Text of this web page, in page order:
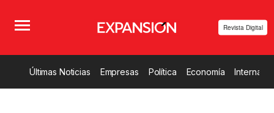
Revista Digital
Últimas Noticias Empresas Política Economía